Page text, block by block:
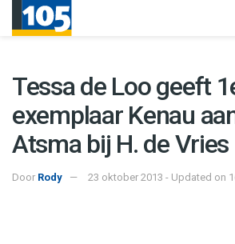
Tessa de Loo geeft
exemplaar Kenau
Atsma bij H. de
Door Rody 23 oktober 2013 - Updated on